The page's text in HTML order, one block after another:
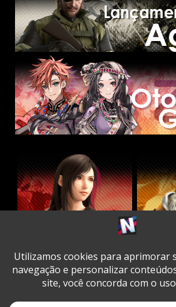
TwitterFacebook
Instagram
Youtube